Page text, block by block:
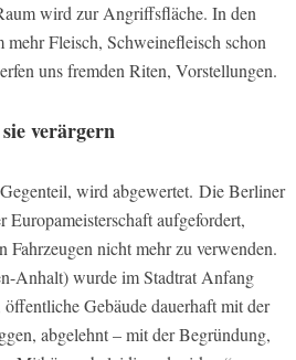
wird zur Angriffsfläche. In den
Fleisch, Schweinefleisch schon
uns fremden Riten, Vorstellungen.
verärgern
wird abgewertet. Die Berliner
Europameisterschaft aufgefordert,
Fahrzeugen nicht mehr zu verwenden.
Anhalt) wurde im Stadtrat Anfang
Gebäude dauerhaft mit der
abgelehnt – mit der Begründung,